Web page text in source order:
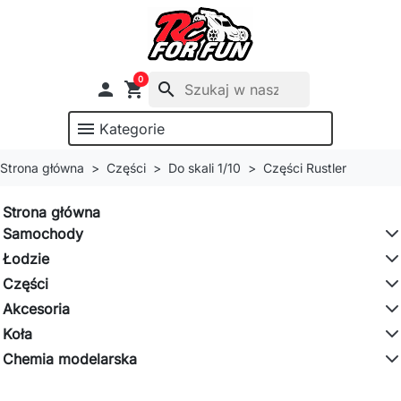
 shopping_cart
0
search
menu Kategorie
Strona główna Części Do skali 1/10 Części Rustler
Strona główna
Samochody
Łodzie
Części
Akcesoria
Koła
Chemia modelarska